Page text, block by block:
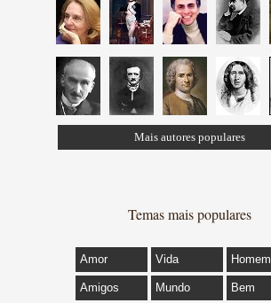
Mais autores populares
Temas mais populares
Amor Vida Homem
Amigos Mundo Bem